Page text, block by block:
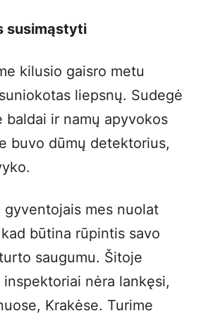
susimąstyti
kilusio gaisro metu
liepsnų. Sudegė
baldai ir namų apyvokos
buvo dūmų detektorius,
gyventojais mes nuolat
būtina rūpintis savo
saugumu. Šitoje
nėra lankęsi,
Krakėse. Turime